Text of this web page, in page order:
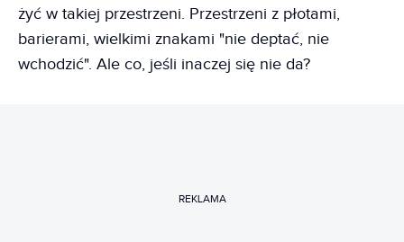
żyć w takiej przestrzeni. Przestrzeni z płotami,
barierami, wielkimi znakami "nie deptać, nie
wchodzić". Ale co, jeśli inaczej się nie da?
REKLAMA